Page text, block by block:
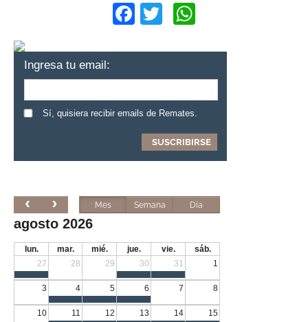
Facebook
Twitter
Ingresa tu email:
Sí, quisiera recibir emails de Remates.
Mes Semana Día
agosto 2026
lun. mar. mié. jue. vie.
sáb.
27
28 29 30 31 1
3 4 5 6 7 8
10 11 12 13 14 15